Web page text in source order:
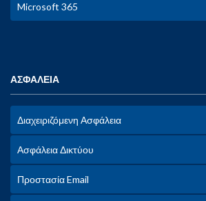
Microsoft 365
ΑΣΦΑΛΕΙΑ
Διαχειριζόμενη Ασφάλεια
Ασφάλεια Δικτύου
Προστασία Email